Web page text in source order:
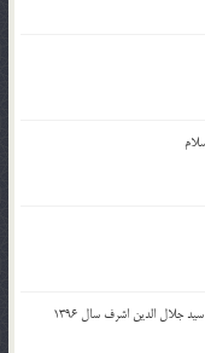
جلال الدین اشرف سال 1396